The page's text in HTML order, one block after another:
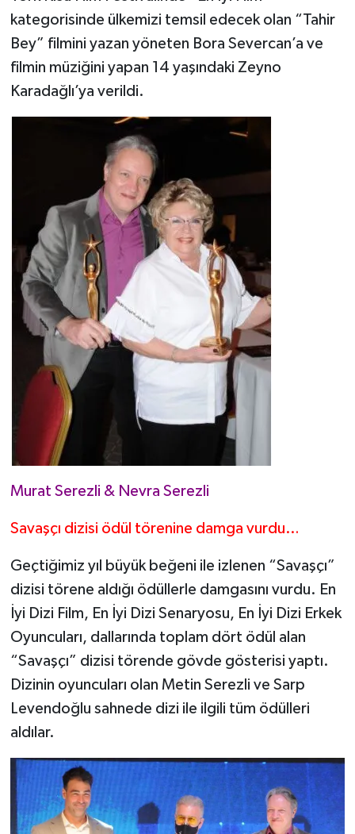
kategorisinde ülkemizi temsil edecek olan “Tahir
Bey” filmini yazan yöneten Bora Severcan’a ve
filmin müziğini yapan 14 yaşındaki Zeyno
Karadağlı’ya verildi.
Murat Serezli & Nevra Serezli
Savaşçı dizisi ödül törenine damga vurdu…
Geçtiğimiz yıl büyük beğeni ile izlenen “Savaşçı”
dizisi törene aldığı ödüllerle damgasını vurdu. En
İyi Dizi Film, En İyi Dizi Senaryosu, En İyi Dizi Erkek
Oyuncuları, dallarında toplam dört ödül alan
“Savaşçı” dizisi törende gövde gösterisi yaptı.
Dizinin oyuncuları olan Metin Serezli ve Sarp
Levendoğlu sahnede dizi ile ilgili tüm ödülleri
aldılar.